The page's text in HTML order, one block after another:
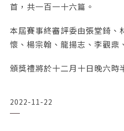
首，共一百一十六篇。
本屆賽事終審評委由張堂錡、
懷、楊宗翰、龍揚志、李觀鼎
頒獎禮將於十二月十日晚六時
2022-11-22